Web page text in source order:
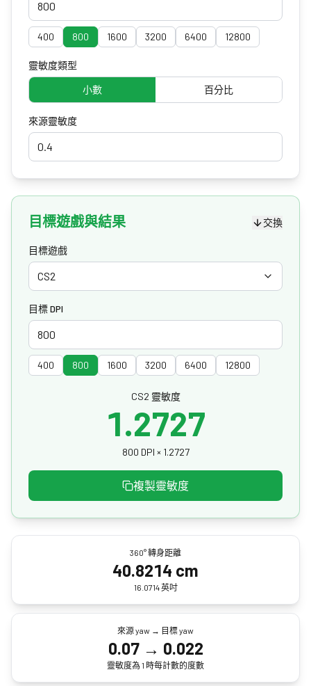
400 800 1600 3200 6400 12800
靈敏度類型
小數 百分比
來源靈敏度
目標遊戲與結果 交換
目標遊戲
CS2
目標 DPI
400 800 1600 3200 6400 12800
CS2 靈敏度
1.2727
800 DPI × 1.2727
複製靈敏度
360° 轉身距離
40.8214 cm
16.0714 英吋
來源 yaw → 目標 yaw
0.07→ 0.022
靈敏度為 1 時每計數的度數